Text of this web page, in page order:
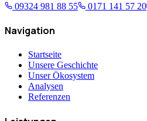
09324 981 88 55
0171 141 57 20
Navigation
Startseite
Unsere Geschichte
Unser Ökosystem
Analysen
Referenzen